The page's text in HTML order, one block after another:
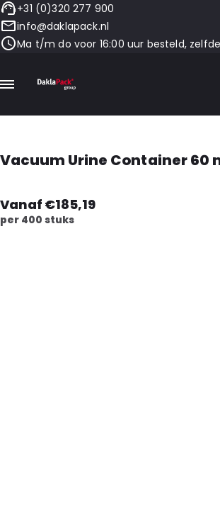
+31 (0)320 277 900
info@daklapack.nl
Ma t/m do voor 16:00 uur besteld,
Vacuum Urine Container 60
Vanaf €185,19
per 400 stuks